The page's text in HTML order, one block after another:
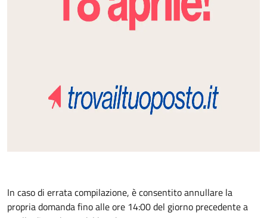
In caso di errata compilazione, è consentito annullare la
propria domanda fino alle ore 14:00 del giorno precedente a